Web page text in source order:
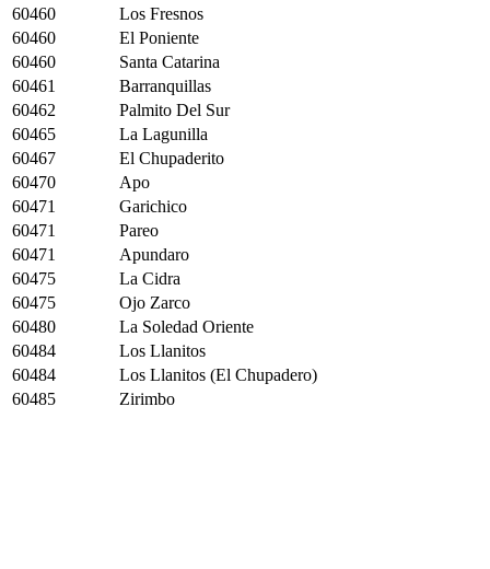
60460
Los Fresnos
60460
El Poniente
60460
Santa Catarina
60461
Barranquillas
60462
Palmito Del Sur
60465
La Lagunilla
60467
El Chupaderito
60470
Apo
60471
Garichico
60471
Pareo
60471
Apundaro
60475
La Cidra
60475
Ojo Zarco
60480
La Soledad Oriente
60484
Los Llanitos
60484
Los Llanitos (El Chupadero)
60485
Zirimbo